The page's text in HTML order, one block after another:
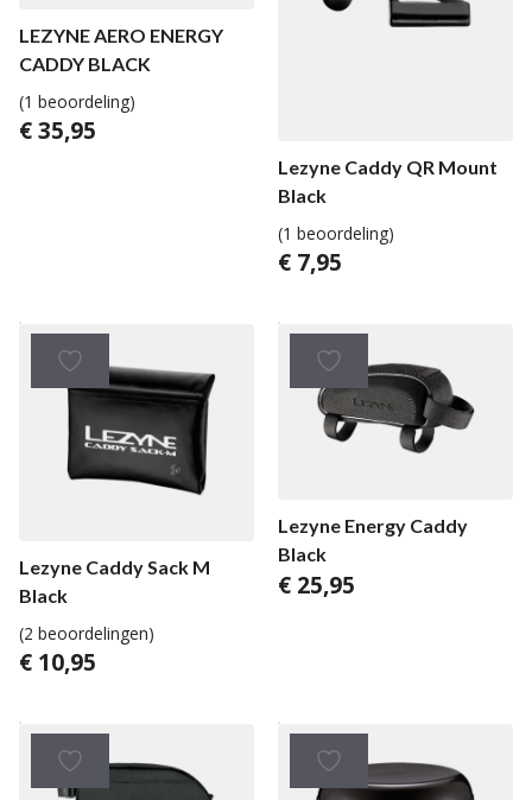
LEZYNE AERO ENERGY
CADDY BLACK
(1 beoordeling)
€35,95
Lezyne Caddy QR Mount
Black
(1 beoordeling)
€ 7,95
Lezyne Caddy Sack M
Black
(2 beoordelingen)
€ 10,95
Lezyne Energy Caddy
Black
€ 25,95